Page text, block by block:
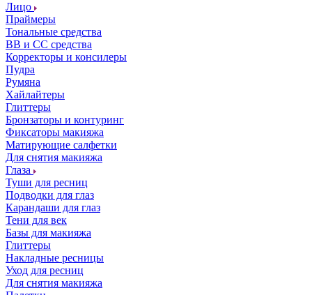
Лицо
Праймеры
Тональные средства
ВВ и СС средства
Корректоры и консилеры
Пудра
Румяна
Хайлайтеры
Глиттеры
Бронзаторы и контуринг
Фиксаторы макияжа
Матирующие салфетки
Для снятия макияжа
Глаза
Туши для ресниц
Подводки для глаз
Карандаши для глаз
Тени для век
Базы для макияжа
Глиттеры
Накладные ресницы
Уход для ресниц
Для снятия макияжа